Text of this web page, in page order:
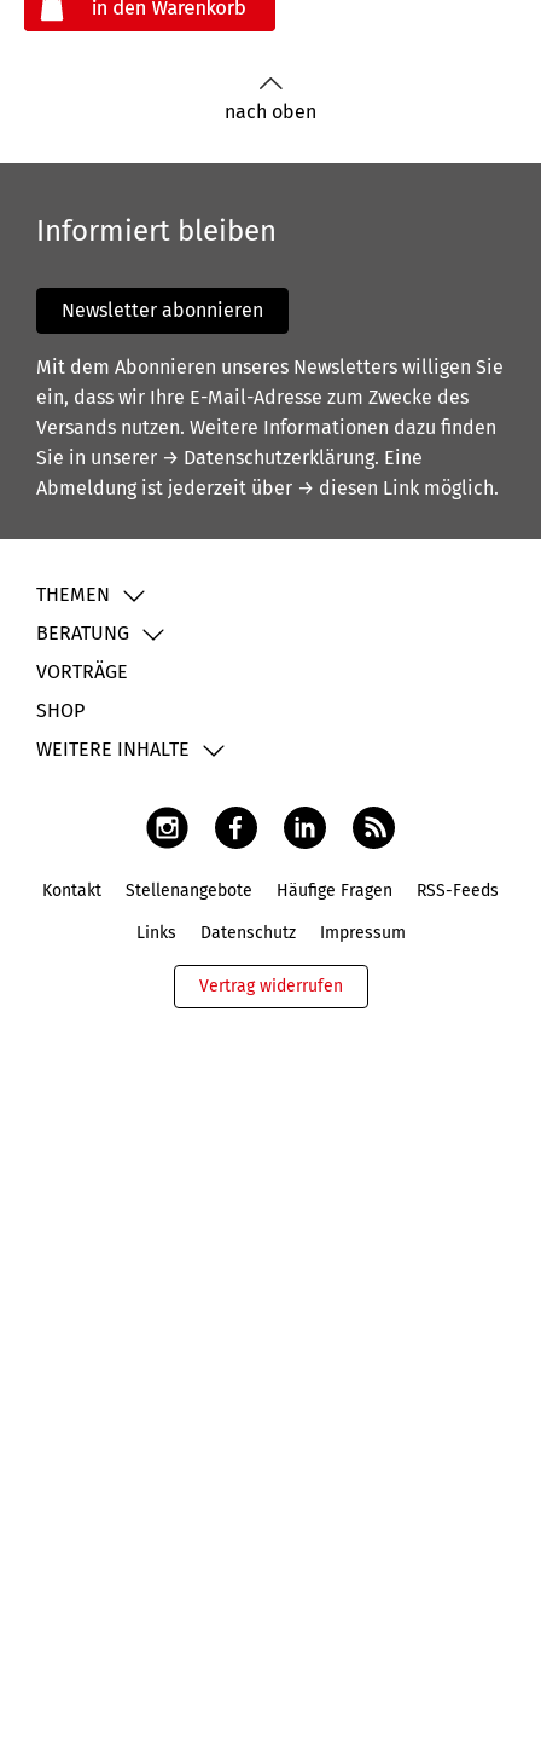
nach oben
Informiert bleiben
Newsletter abonnieren
Mit dem Abonnieren unseres Newsletters willigen Sie
ein, dass wir Ihre E-Mail-Adresse zum Zwecke des
Versands nutzen. Weitere Informationen dazu finden
Sie in unserer → Datenschutzerklärung. Eine
Abmeldung ist jederzeit über → diesen Link möglich.
THEMEN
BERATUNG
VORTRÄGE
SHOP
WEITERE INHALTE
Kontakt Stellenangebote Häufige Fragen RSS-Feeds
Links Datenschutz Impressum
Vertrag widerrufen